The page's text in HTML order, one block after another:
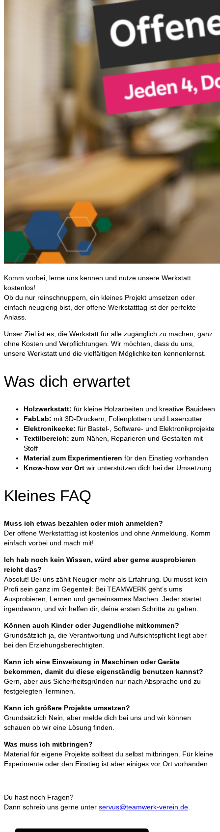
Komm vorbei, lerne uns kennen und nutze unsere Werkstatt
kostenlos!
Ob du nur reinschnuppern, ein kleines Projekt umsetzen oder
einfach neugierig bist, der offene Werkstatttag ist der perfekte
Anlass.
Unser Ziel ist es, die Werkstatt für alle zugänglich zu machen, ganz
ohne Kosten und Verpflichtungen. Wir möchten, dass du uns,
unsere Werkstatt und die vielfältigen Möglichkeiten kennenlernst.
Was dich erwartet
Holzwerkstatt: für kleine Holzarbeiten und kreative Bauideen
FabLab: mit 3D-Druckern, Folienplottern und Lasercutter
Elektronikecke: für Bastel-, Software- und Elektronikprojekte
Textilbereich: zum Nähen, Reparieren und Gestalten mit
Stoff
Material zum Experimentieren für den Einstieg vorhanden
Know-how vor Ort wir unterstützen dich bei der Umsetzung
Kleines FAQ
Muss ich etwas bezahlen oder mich anmelden?
Der offene Werkstatttag ist kostenlos und ohne Anmeldung. Komm
einfach vorbei und mach mit!
Ich hab noch kein Wissen, würd aber gerne ausprobieren
reicht das?
Absolut! Bei uns zählt Neugier mehr als Erfahrung. Du musst kein
Profi sein ganz im Gegenteil: Bei TEAMWERK geht’s ums
Ausprobieren, Lernen und gemeinsames Machen. Jeder startet
irgendwann, und wir helfen dir, deine ersten Schritte zu gehen.
Können auch Kinder oder Jugendliche mitkommen?
Grundsätzlich ja, die Verantwortung und Aufsichtspflicht liegt aber
bei den Erziehungsberechtigten.
Kann ich eine Einweisung in Maschinen oder Geräte
bekommen, damit du diese eigenständig benutzen kannst?
Gern, aber aus Sicherheitsgründen nur nach Absprache und zu
festgelegten Terminen.
Kann ich größere Projekte umsetzen?
Grundsätzlich Nein, aber melde dich bei uns und wir können
schauen ob wir eine Lösung finden.
Was muss ich mitbringen?
Material für eigene Projekte solltest du selbst mitbringen. Für kleine
Experimente oder den Einstieg ist aber einiges vor Ort vorhanden.
Du hast noch Fragen?
Dann schreib uns gerne unter servus@teamwerk-verein.de.